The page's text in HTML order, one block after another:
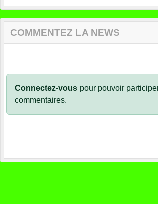
COMMENTEZ LA NEWS
Connectez-vous pour pouvoir
commentaires.